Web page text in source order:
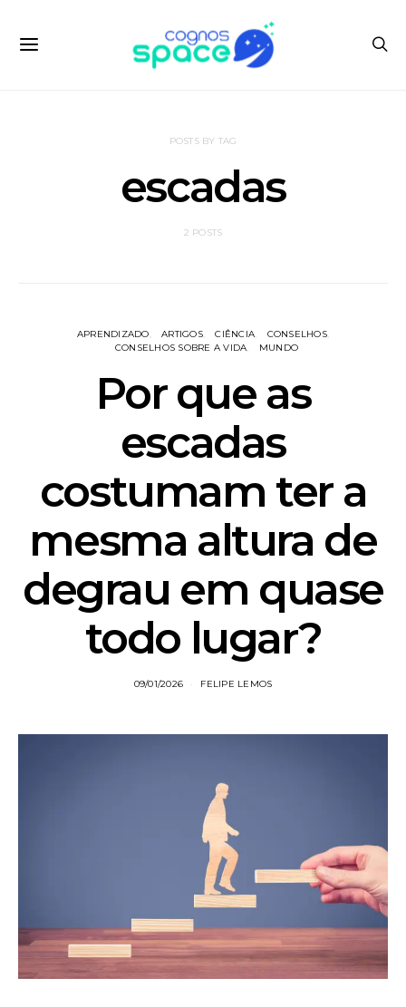
POSTS BY TAG
escadas
2 POSTS
APRENDIZADO ARTIGOS CIÊNCIA
CONSELHOS
CONSELHOS SOBRE A VIDA
MUNDO
Por que as
escadas
costumam ter a
mesma altura de
degrau em quase
todo lugar?
09/01/2026 FELIPE LEMOS